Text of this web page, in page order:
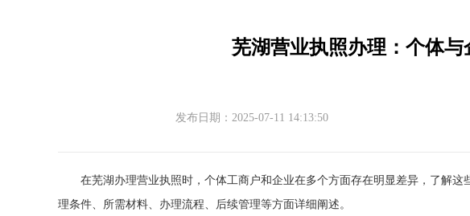
芜湖营业执照办理：个体与
发布日期：2025-07-11 14:13:50
在芜湖办理营业执照时，个体工商户和企业在多个方面存在明显差异，了解
理条件、所需材料、办理流程、后续管理等方面详细阐述。